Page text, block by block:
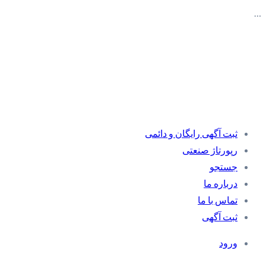
…
ثبت آگهی رایگان و دائمی
رپورتاژ صنعتی
جستجو
درباره ما
تماس با ما
ثبت آگهی
ورود